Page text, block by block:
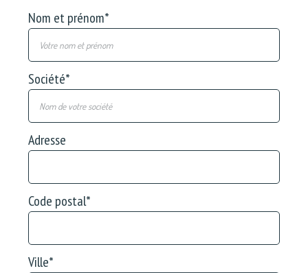
Nom et prénom*
Société*
Adresse
Code postal*
Ville*